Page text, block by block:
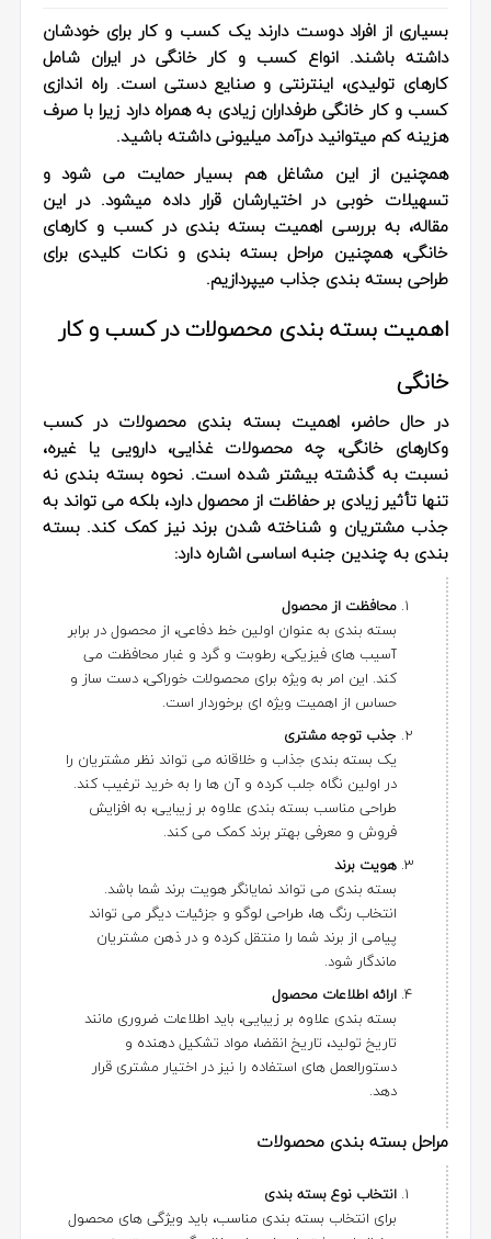
بسیاری از افراد دوست دارند یک کسب و کار برای خودشان
داشته باشند. انواع کسب و کار خانگی در ایران شامل
کارهای تولیدی، اینترنتی و صنایع دستی است. راه اندازی
کسب و کار خانگی طرفداران زیادی به همراه دارد زیرا با صرف
هزینه کم میتوانید درآمد میلیونی داشته باشید.
همچنین از این مشاغل هم بسیار حمایت می شود و
تسهیلات خوبی در اختیارشان قرار داده میشود. در این
مقاله، به بررسی اهمیت بسته بندی در کسب و کارهای
خانگی، همچنین مراحل بسته بندی و نکات کلیدی برای
طراحی بسته بندی جذاب میپردازیم.
اهمیت بسته بندی محصولات در کسب و کار
خانگی
در حال حاضر، اهمیت بسته بندی محصولات در کسب
وکارهای خانگی، چه محصولات غذایی، دارویی یا غیره،
نسبت به گذشته بیشتر شده است. نحوه بسته بندی نه
تنها تأثیر زیادی بر حفاظت از محصول دارد، بلکه می تواند به
جذب مشتریان و شناخته شدن برند نیز کمک کند. بسته
بندی به چندین جنبه اساسی اشاره دارد:
محافظت از محصول
بسته بندی به عنوان اولین خط دفاعی، از محصول در برابر
آسیب های فیزیکی، رطوبت و گرد و غبار محافظت می
کند. این امر به ویژه برای محصولات خوراکی، دست ساز و
حساس از اهمیت ویژه ای برخوردار است.
جذب توجه مشتری
یک بسته بندی جذاب و خلاقانه می تواند نظر مشتریان را
در اولین نگاه جلب کرده و آن ها را به خرید ترغیب کند.
طراحی مناسب بسته بندی علاوه بر زیبایی، به افزایش
فروش و معرفی بهتر برند کمک می کند.
هویت برند
بسته بندی می تواند نمایانگر هویت برند شما باشد.
انتخاب رنگ ها، طراحی لوگو و جزئیات دیگر می تواند
پیامی از برند شما را منتقل کرده و در ذهن مشتریان
ماندگار شود.
ارائه اطلاعات محصول
بسته بندی علاوه بر زیبایی، باید اطلاعات ضروری مانند
تاریخ تولید، تاریخ انقضا، مواد تشکیل دهنده و
دستورالعمل های استفاده را نیز در اختیار مشتری قرار
دهد.
مراحل بسته بندی محصولات
انتخاب نوع بسته بندی
برای انتخاب بسته بندی مناسب، باید ویژگی های محصول